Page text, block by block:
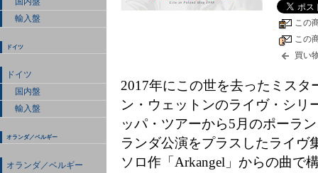
輸入盤
ドイツ
ドイツ
国内盤
輸入盤
オランダ／ベルギー
オランダ／ベルギー
この
この
買い
2017年にこの世を去ったミス
ン・ウェットンのライヴ・シリ
ッパ・ツアーから5月のポーラ
ランダ公演をプラスしたライヴ
ソロ作「Arkangel」からの曲で